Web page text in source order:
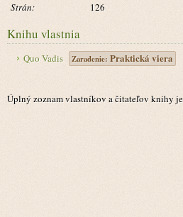
Strán:
126
Knihu vlastnia
Quo Vadis Zaradenie: Praktická viera
Úplný zoznam vlastníkov a čitateľov knihy